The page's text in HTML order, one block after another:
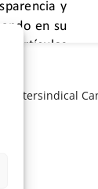
Intersindical